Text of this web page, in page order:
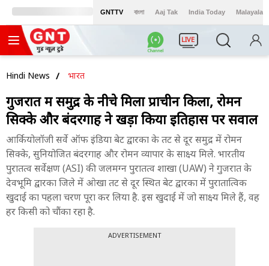
GNTTV বাংলা Aaj Tak India Today Malayalam
LIVE
Hindi News भारत
गुजरात में समुद्र के नीचे मिला प्राचीन किला, रोमन
सिक्के और बंदरगाह ने खड़ा किया इतिहास पर सवाल
आर्कियोलॉजी सर्वे ऑफ इंडिया बेट द्वारका के तट से दूर समुद्र में रोमन
सिक्के, सुनियोजित बंदरगाह और रोमन व्यापार के साक्ष्य मिले. भारतीय
पुरातत्व सर्वेक्षण (ASI) की जलमग्न पुरातत्व शाखा (UAW) ने गुजरात के
देवभूमि द्वारका जिले में ओखा तट से दूर स्थित बेट द्वारका में पुरातात्विक
खुदाई का पहला चरण पूरा कर लिया है. इस खुदाई में जो साक्ष्य मिले हैं, वह
हर किसी को चौंका रहा है.
ADVERTISEMENT